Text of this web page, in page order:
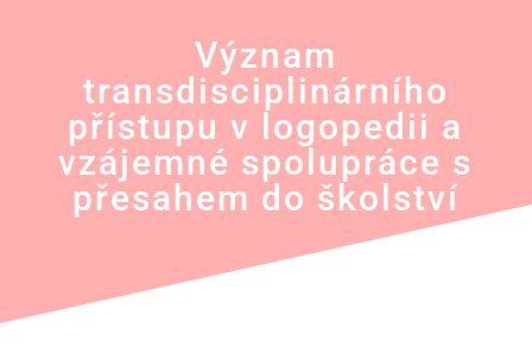
Význam
transdisciplinárního
přístupu v logopedii a
vzájemné spolupráce s
přesahem do školství